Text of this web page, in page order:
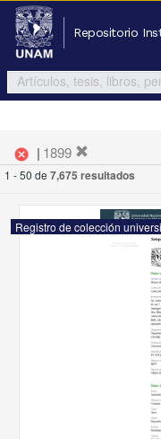
Repositorio
cancel | 1899
1 - 50 de 7,675 resultados